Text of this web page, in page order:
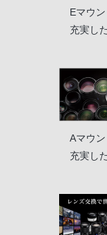
Eマウ
充実し
Aマウ
充実し